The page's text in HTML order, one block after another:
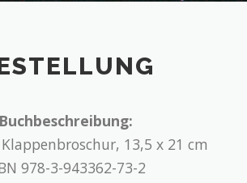
Buchbeschreibung:
13,5 x 21 cm
978-3-943362-73-2